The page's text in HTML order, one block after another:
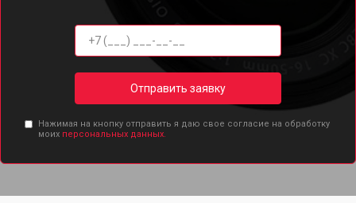
Отправить заявку
Нажимая на кнопку отправить я даю свое согласие на обработку
моих персональных данных.